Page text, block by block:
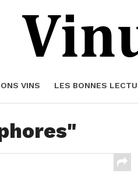
VINS LES BONNES